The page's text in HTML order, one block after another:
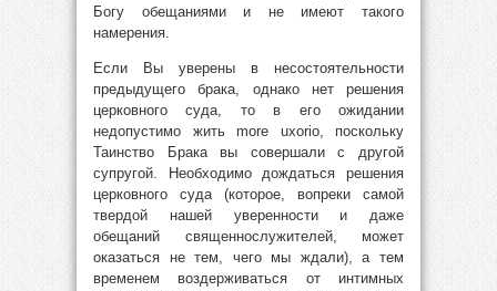
Богу обещаниями и не имеют такого
намерения.
Если Вы уверены в несостоятельности
предыдущего брака, однако нет решения
церковного суда, то в его ожидании
недопустимо жить more uxorio, поскольку
Таинство Брака вы совершали с другой
супругой. Необходимо дождаться решения
церковного суда (которое, вопреки самой
твердой нашей уверенности и даже
обещаний священнослужителей, может
оказаться не тем, чего мы ждали), а тем
временем воздерживаться от интимных